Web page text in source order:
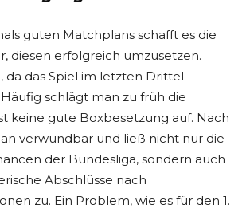
guten Matchplans schafft es die
diesen erfolgreich umzusetzen.
da das Spiel im letzten Drittel
schlägt man zu früh die
keine gute Boxbesetzung auf. Nach
verwundbar und ließ nicht nur die
der Bundesliga, sondern auch
Abschlüsse nach
zu. Ein Problem, wie es für den 1.